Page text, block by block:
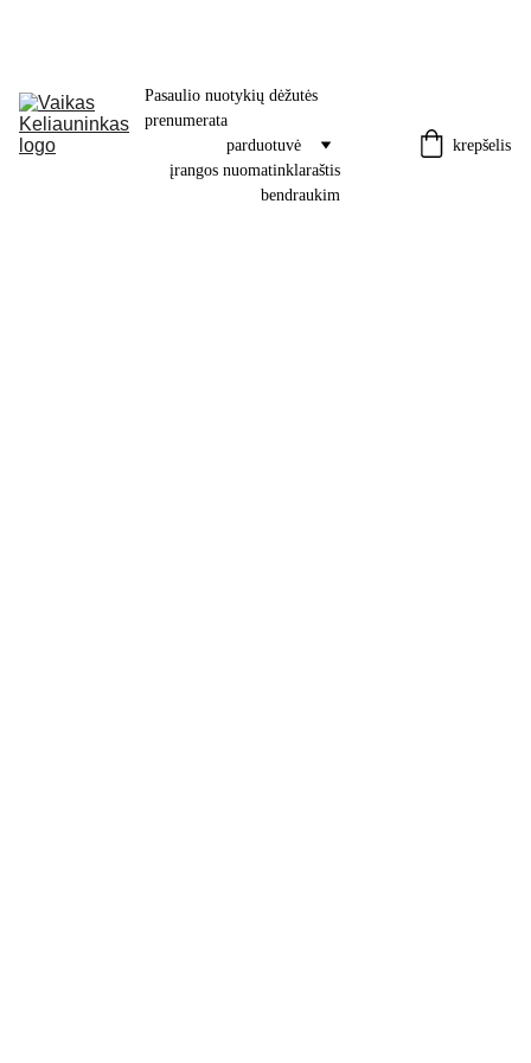
Pasaulio nuotykių dėžutės
prenumerata
parduotuvė
įrangos nuomatinklaraštis
bendraukim
krepšelis